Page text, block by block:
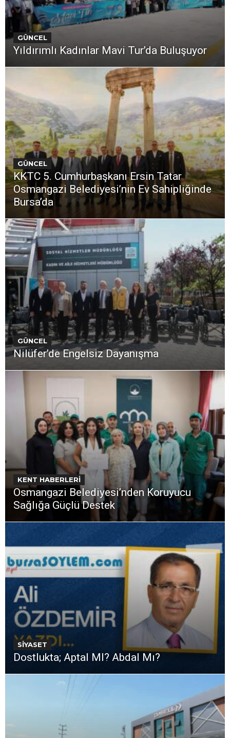
GÜNCEL
Yıldırımlı Kadınlar Mavi Tur’da Buluşuyor
GÜNCEL
KKTC 5. Cumhurbaşkanı Ersin Tatar
Osmangazi Belediyesi’nin Ev Sahipliğinde
Bursa’da
GÜNCEL
Nilüfer’de Engelsiz Dayanışma
KENT HABERLERİ
Osmangazi Belediyesi’nden Koruyucu
Sağlığa Güçlü Destek
SİYASET
Dostlukta; Aptal MI? Abdal Mı?